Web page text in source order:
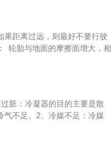
主要通过节气门位置传感
，从而调节进气量的大小。
果距离过远，则最好不要行驶
轮胎与地面的摩擦面增大，相
力，方向盘会变的很沉。 汽
脏：冷凝器的目的主要是散
气不足。2、冷媒不足：冷媒
损坏：空调压缩机、节流阀